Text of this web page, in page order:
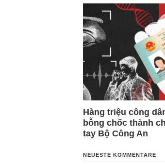
Hàng triệu công
bỗng chốc thành
tay Bộ Công An
NEUESTE KOMMENTARE